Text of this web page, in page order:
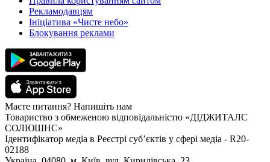
Рекламодавцям
Ініціатива «Чисте небо»
Блокування реклами
Маєте питання? Напишіть нам
Товариство з обмеженою відповідальністю «ДІДЖИТАЛС
СОЛЮШНС»
Ідентифікатор медіа в Реєстрі суб’єктів у сфері медіа - R20-
02188